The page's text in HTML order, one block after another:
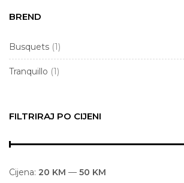
Tekstil i dekor za bebe i djecu
Ukrasni asortiman
Igra
Izdvojeno
Poklon Kartica
Skola
BREND
Busquets (1)
Tranquillo (1)
FILTRIRAJ PO CIJENI
Cijena: 20 KM — 50 KM